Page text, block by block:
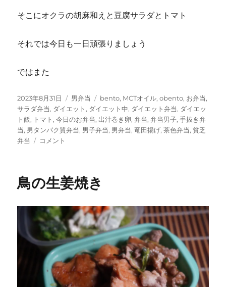
そこにオクラの胡麻和えと豆腐サラダとトマト
それでは今日も一日頑張りましょう
ではまた
投
稿
日:
2023年8月31日
カ
テ
ゴ
リ
男弁当
タ
グ
bento, MCTオイル,obento, お弁当,
サラダ弁当, ダイエット , ダイエット中, ダイエット弁当, ダイエッ
ト飯, トマト ,今日のお弁当, 出汁巻き卵,弁当,弁当男子,手抜き弁
当, 男タンパク質弁当, 男子弁当, 男弁当,竜田揚げ,茶色弁当,貧乏
弁当
竜
と
焼
き
に
コメント
鳥の生姜焼き